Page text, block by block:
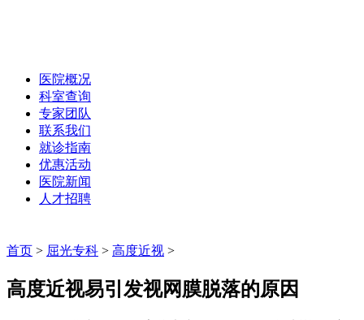
医院概况
科室查询
专家团队
联系我们
就诊指南
优惠活动
医院新闻
人才招聘
首页 > 屈光专科 > 高度近视 >
高度近视易引发视网膜脱落的原因